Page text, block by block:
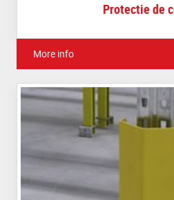
Protectie de
More info